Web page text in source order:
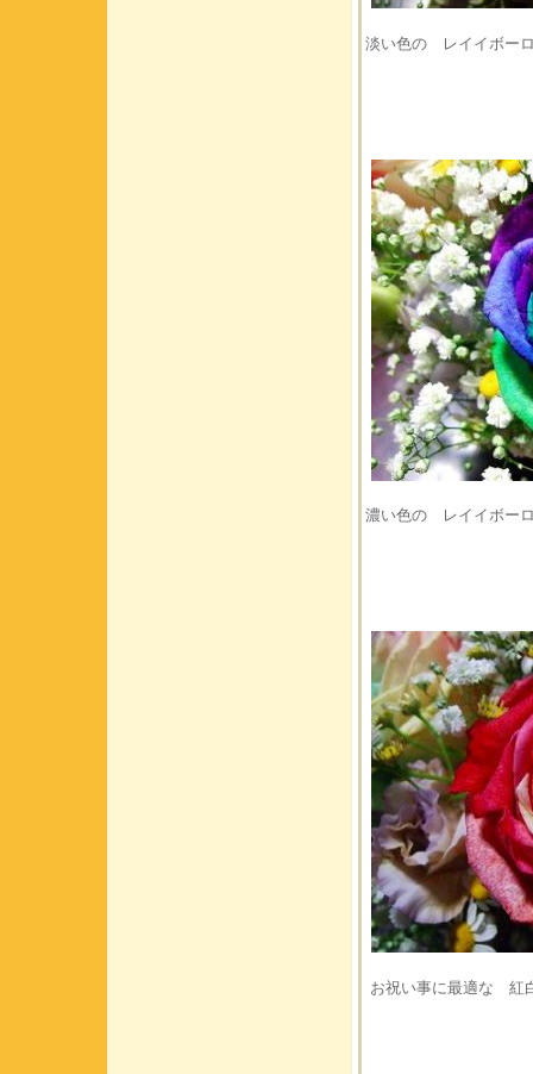
淡い色の レイイボー
濃い色の レイイボー
お祝い事に最適な 紅